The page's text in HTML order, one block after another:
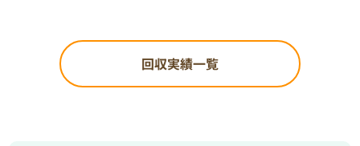
回収実績一覧